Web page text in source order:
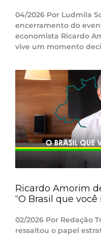
04/2026 Por Ludmila
encerramento do
economista Ricardo
vive um momento
Ricardo Amorim
“O Brasil que
02/2026 Por Redação
ressaltou o papel